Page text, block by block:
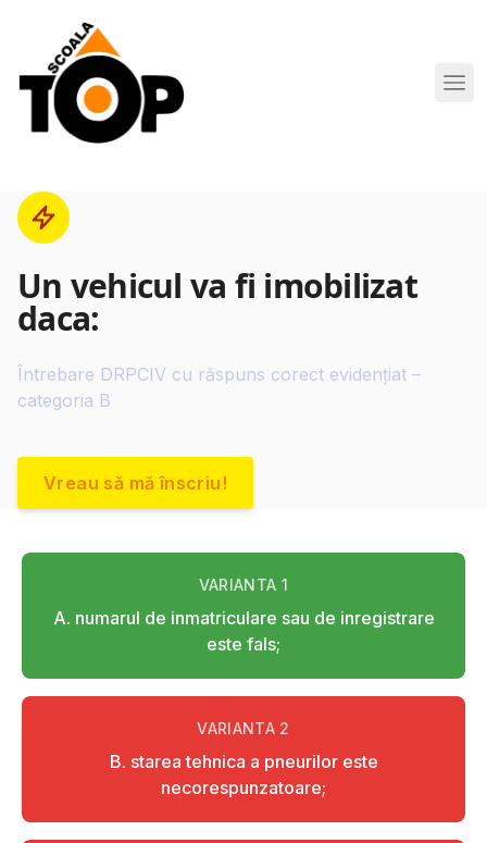
Scoala de Soferi TOP navigation
Un vehicul va fi imobilizat
daca:
Întrebare DRPCIV cu răspuns corect evidențiat –
categoria B
Vreau să mă înscriu!
VARIANTA 1
A. numarul de inmatriculare sau de inregistrare
este fals;
VARIANTA 2
B. starea tehnica a pneurilor este
necorespunzatoare;